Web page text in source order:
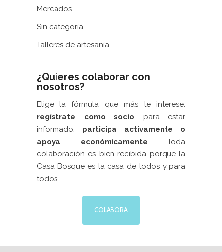
Mercados
Sin categoría
Talleres de artesanía
¿Quieres colaborar con
nosotros?
Elige la fórmula que más te interese:
regístrate como socio para estar
informado, participa activamente o
apoya económicamente Toda
colaboración es bien recibida porque la
Casa Bosque es la casa de todos y para
todos…
COLABORA